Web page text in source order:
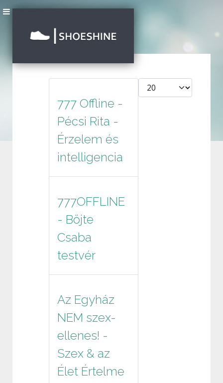
Tételek #
777 Offline -
Pécsi Rita -
Érzelem és
intelligencia
777OFFLINE
- Böjte
Csaba
testvér
Az Egyház
NEM szex-
ellenes! -
Szex & az
Élet Értelme